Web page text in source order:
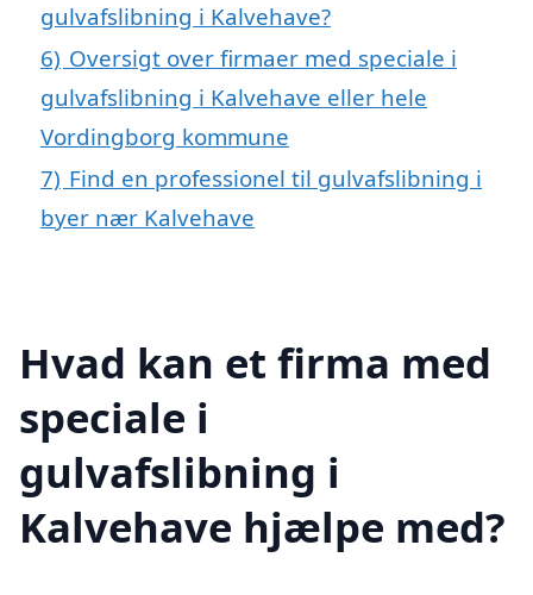
gulvafslibning i Kalvehave?
6) Oversigt over firmaer med speciale i
gulvafslibning i Kalvehave eller hele
Vordingborg kommune
7) Find en professionel til gulvafslibning i
byer nær Kalvehave
Hvad kan et firma med
speciale i
gulvafslibning i
Kalvehave hjælpe med?